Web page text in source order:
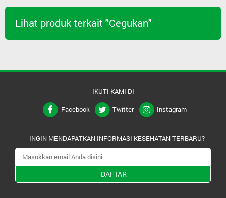
Lihat produk terkait "Cegukan"
IKUTI KAMI DI
Facebook
Twitter Instagram
INGIN MENDAPATKAN INFORMASI KESEHATAN TERBARU?
DAFTAR